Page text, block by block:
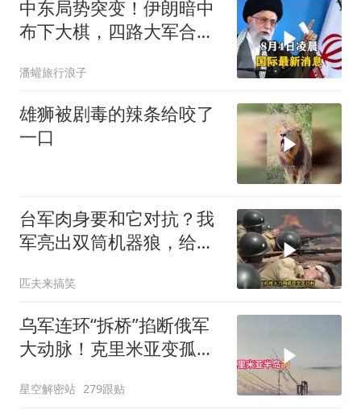
中东局势突变！伊朗暗中
布下大棋，四路大军合
潘蠸旅行浪子
雄狮被剧毒的辣条给咬了
一口
台军肉身要和它对抗？我
军亮出双筒机器狼，给登
匹夫来搞笑
乌军连环“拆桥”掐断俄军
大动脉！克里米亚变孤
家”？
星空解密站 279跟贴